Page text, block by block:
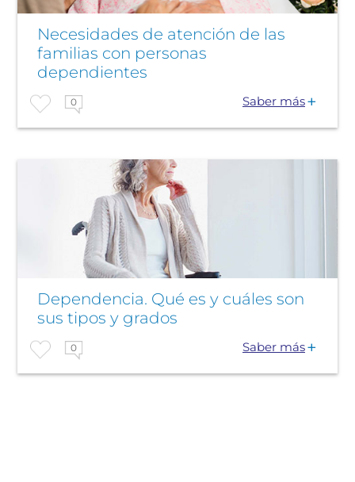
Necesidades de atención de las
familias con personas
dependientes
0 Saber más
Dependencia. Qué es y cuáles son
sus tipos y grados
0 Saber más